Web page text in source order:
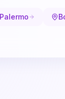
Palermo